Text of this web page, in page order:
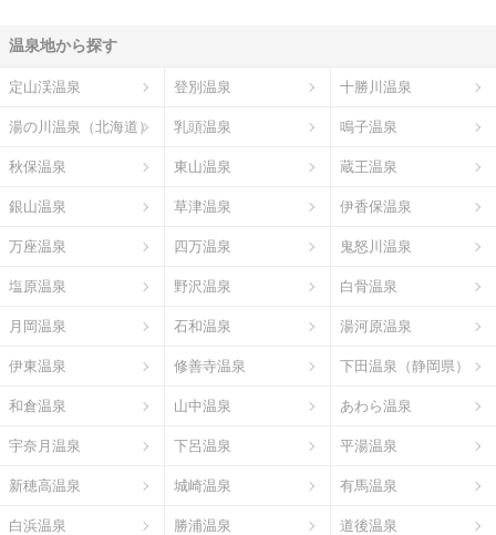
温泉地から探す
定山渓温泉 登別温泉 十勝川温泉
湯の川温泉（北海道） 乳頭温泉 鳴子温泉
秋保温泉 東山温泉 蔵王温泉
銀山温泉 草津温泉 伊香保温泉
万座温泉 四万温泉 鬼怒川温泉
塩原温泉 野沢温泉 白骨温泉
月岡温泉 石和温泉 湯河原温泉
伊東温泉 修善寺温泉 下田温泉（静岡県）
和倉温泉 山中温泉 あわら温泉
宇奈月温泉 下呂温泉 平湯温泉
新穂高温泉 城崎温泉 有馬温泉
白浜温泉 勝浦温泉 道後温泉